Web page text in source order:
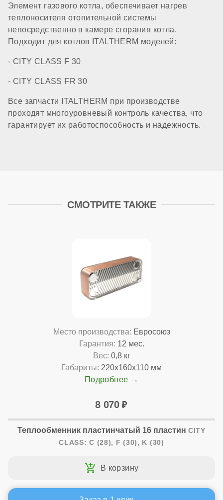
Элемент газового котла, обеспечивает нагрев
теплоносителя отопительной системы
непосредственно в камере сгорания котла.
Подходит для котлов ITALTHERM моделей:
- CITY CLASS F 30
- CITY CLASS FR 30
Все запчасти ITALTHERM при производстве
проходят многоуровневый контроль качества, что
гарантирует их работоспособность и надежность.
СМОТРИТЕ ТАКЖЕ
Место производства: Евросоюз
Гарантия: 12 мес.
Вес: 0,8 кг
Габариты: 220x160x110 мм
Подробнее
8 070
Теплообменник пластинчатый 16 пластин CITY
CLASS: C (28), F (30), K (30)